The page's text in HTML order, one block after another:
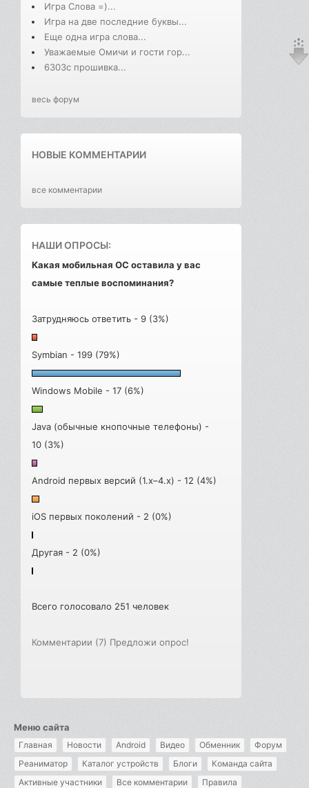
Игра Слова =)...
Игра на две последние буквы...
Еще одна игра слова...
Уважаемые Омичи и гости гор...
6303с прошивка...
весь форум
НОВЫЕ КОММЕНТАРИИ
все комментарии
НАШИ ОПРОСЫ:
Какая мобильная ОС оставила у вас
самые теплые воспоминания?
Затрудняюсь ответить - 9 (3%)
Symbian - 199 (79%)
Windows Mobile - 17 (6%)
Java (обычные кнопочные телефоны) -
10 (3%)
Android первых версий (1.x–4.x) - 12 (4%)
iOS первых поколений - 2 (0%)
Другая - 2 (0%)
Всего голосовало 251 человек
Комментарии (7) Предложи опрос!
Меню сайта
Главная Новости Android Видео Обменник
Форум
Реаниматор
Каталог устройств Блоги
Команда сайта
Активные участники
Все комментарии Правила